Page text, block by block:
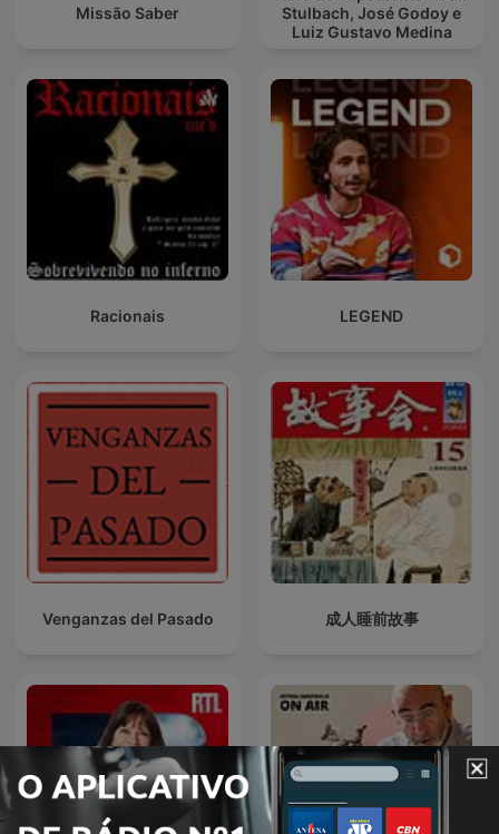
Missão Saber
Stulbach, José Godoy e
Luiz Gustavo Medina
Racionais LEGEND
Venganzas del Pasado 成人睡前故事